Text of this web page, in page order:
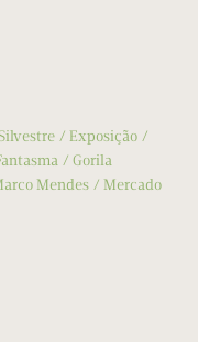
Exposição
Gorila
Mendes
Mercado